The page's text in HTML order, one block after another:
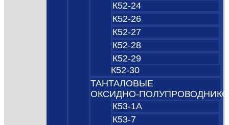
К52-24
К52-26
К52-27
К52-28
К52-29
К52-30
ТАНТАЛОВЫЕ
К53-1А
К53-7